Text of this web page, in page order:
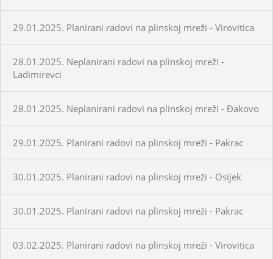
29.01.2025. Planirani radovi na plinskoj mreži - Virovitica
28.01.2025. Neplanirani radovi na plinskoj mreži -
Ladimirevci
28.01.2025. Neplanirani radovi na plinskoj mreži - Đakovo
29.01.2025. Planirani radovi na plinskoj mreži - Pakrac
30.01.2025. Planirani radovi na plinskoj mreži - Osijek
30.01.2025. Planirani radovi na plinskoj mreži - Pakrac
03.02.2025. Planirani radovi na plinskoj mreži - Virovitica